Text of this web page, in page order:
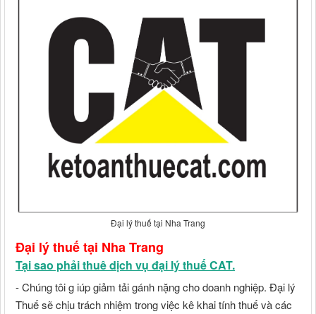
Đại lý thuế tại Nha Trang
Đại lý thuế tại Nha Trang
Tại sao phải thuê dịch vụ đại lý thuế CAT.
- Chúng tôi g iúp giảm tải gánh nặng cho doanh nghiệp. Đại lý
Thuế sẽ chịu trách nhiệm trong việc kê khai tính thuế và các